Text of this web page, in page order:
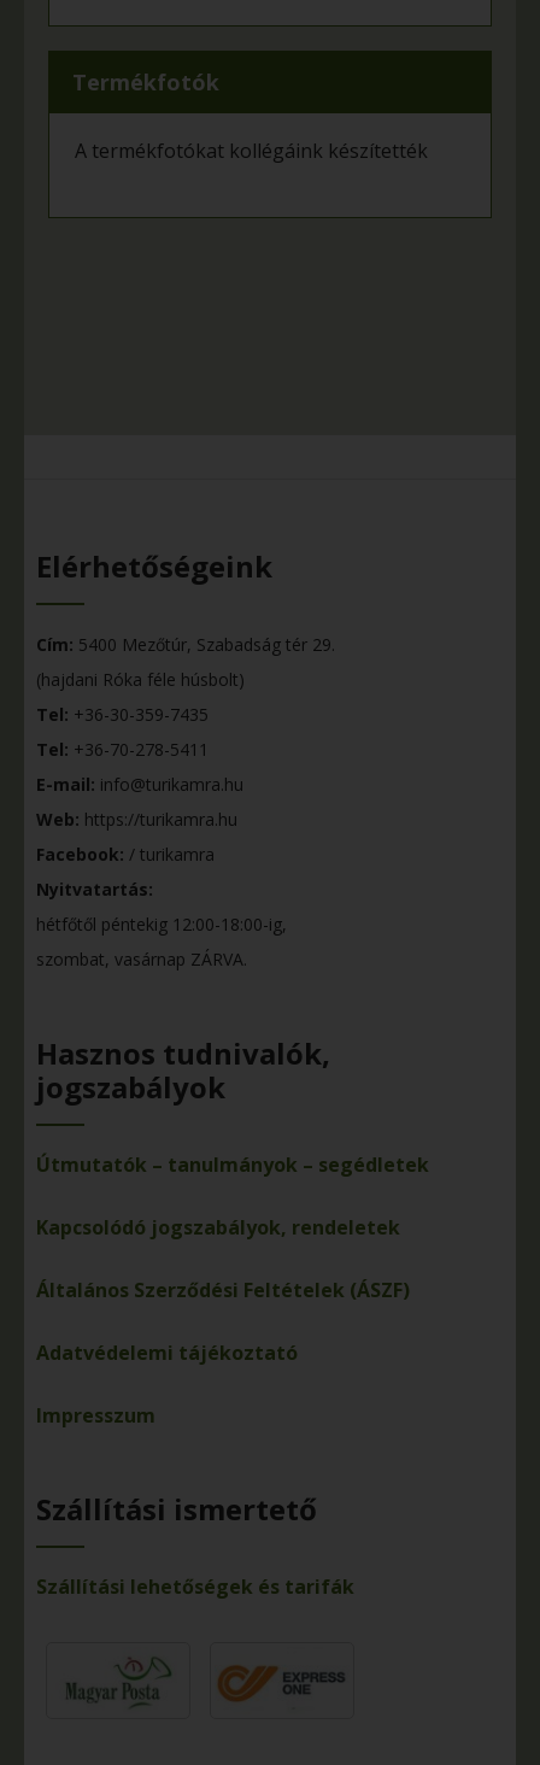
Termékfotók
A termékfotókat kollégáink készítették
Elérhetőségeink
Cím: 5400 Mezőtúr, Szabadság tér 29.
(hajdani Róka féle húsbolt)
Tel: +36-30-359-7435
Tel: +36-70-278-5411
E-mail: info@turikamra.hu
Web: https://turikamra.hu
Facebook: / turikamra
Nyitvatartás:
hétfőtől péntekig 12:00-18:00-ig,
szombat, vasárnap ZÁRVA.
Hasznos tudnivalók,
jogszabályok
Útmutatók – tanulmányok – segédletek
Kapcsolódó jogszabályok, rendeletek
Általános Szerződési Feltételek (ÁSZF)
Adatvédelemi tájékoztató
Impresszum
Szállítási ismertető
Szállítási lehetőségek és tarifák